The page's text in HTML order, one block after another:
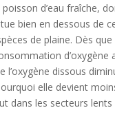
d’eau fraîche,
bien en dessous de
de plaine. Dès que
d’oxygène
l’oxygène dissous
elle devient
dans les secteurs lents